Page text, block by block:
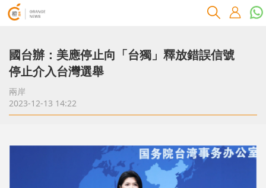
國台辦：美應停止向「台獨」釋放錯誤信號
停止介入台灣選舉
兩岸
2023-12-13 14:22